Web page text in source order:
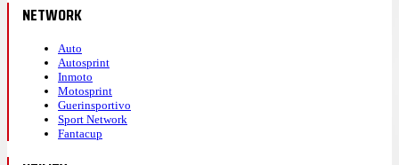
NETWORK
Auto
Autosprint
Inmoto
Motosprint
Guerinsportivo
Sport Network
Fantacup